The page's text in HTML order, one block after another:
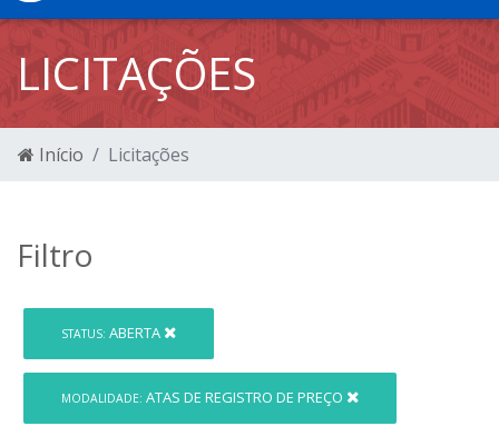
LICITAÇÕES
Início Licitações
Filtro
STATUS: ABERTA
MODALIDADE: ATAS DE REGISTRO DE PREÇO